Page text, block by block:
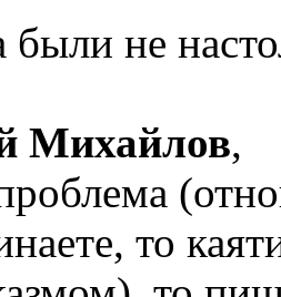
были не
Михайлов,
то